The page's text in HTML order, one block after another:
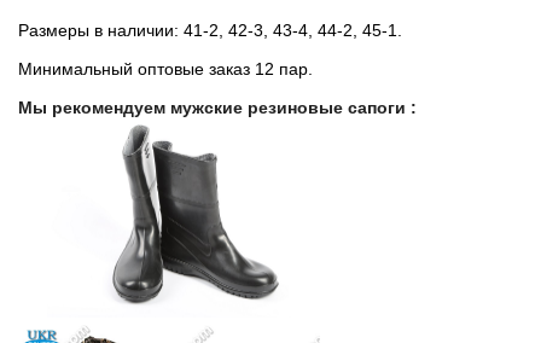
Размеры в наличии: 41-2, 42-3, 43-4, 44-2, 45-1.
Минимальный оптовые заказ 12 пар.
Мы рекомендуем мужские резиновые сапоги :